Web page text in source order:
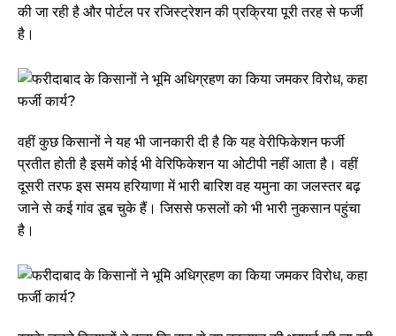
की जा रही है और पोर्टल पर रजिस्ट्रेशन की प्रक्रिया पूरी तरह से फर्जी
है।
वहीं कुछ किसानों ने यह भी जानकारी दी है कि यह वेरीफिकेशन फर्जी
प्रतीत होती है इसमें कोई भी वेरिफिकेशन या ओटीपी नहीं आता है। वहीं
दूसरी तरफ इस समय हरियाणा में भारी बारिश वह यमुना का जलस्तर बढ़
जाने से कई गांव डूब चुके हैं। जिससे फसलों को भी भारी नुकसान पहुंचा
है।